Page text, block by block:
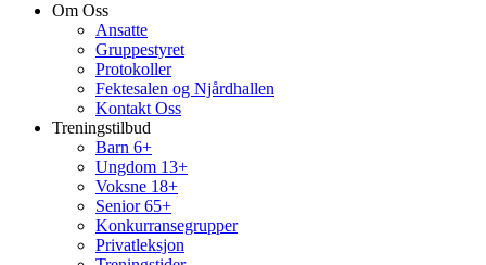
Om Oss
Ansatte
Gruppestyret
Protokoller
Fektesalen og Njårdhallen
Kontakt Oss
Treningstilbud
Barn 6+
Ungdom 13+
Voksne 18+
Senior 65+
Konkurransegrupper
Privatleksjon